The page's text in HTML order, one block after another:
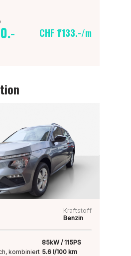
CHF 1'133.-/m
Kraftstoff
Benzin
85kW / 115PS
kombiniert 5.6 l/100 km